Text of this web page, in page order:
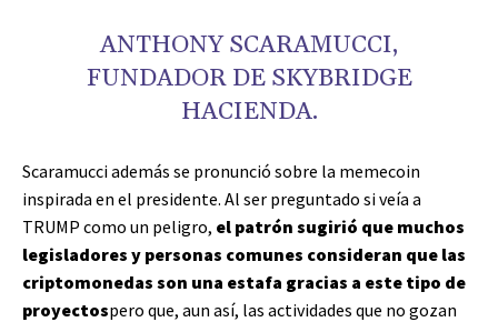
ANTHONY SCARAMUCCI,
FUNDADOR DE SKYBRIDGE
HACIENDA.
Scaramucci además se pronunció sobre la memecoin
inspirada en el presidente. Al ser preguntado si veía a
TRUMP como un peligro, el patrón sugirió que muchos
legisladores y personas comunes consideran que las
criptomonedas son una estafa gracias a este tipo de
proyectospero que, aun así, las actividades que no gozan